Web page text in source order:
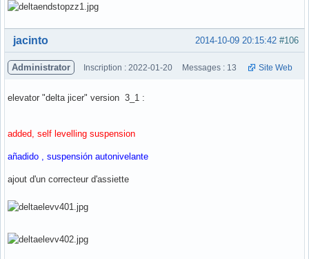
Hors ligne #106
2014-10-09 20:15:42
jacinto
Administrator Inscription : 2022-01-20 Messages : 13 Site Web
elevator "delta jicer" version 3_1 :
added, self levelling suspension
añadido , suspensión autonivelante
ajout d'un correcteur d'assiette